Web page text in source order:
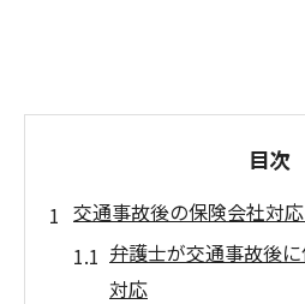
目次
交通事故後の保険会社対
弁護士が交通事故後
対応